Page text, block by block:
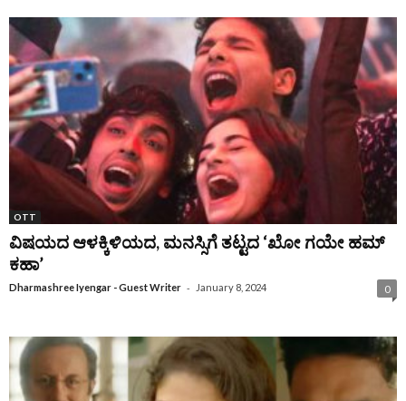
OTT
ವಿಷಯದ ಆಳಕ್ಕಿಳಿಯದ, ಮನಸ್ಸಿಗೆ ತಟ್ಟದ ‘ಖೋ ಗಯೇ ಹಮ್
ಕಹಾ’
Dharmashree Iyengar - Guest Writer - January 8, 2024 0